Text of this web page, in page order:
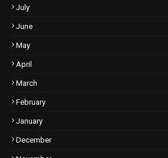
July
June
May
April
March
February
January
December